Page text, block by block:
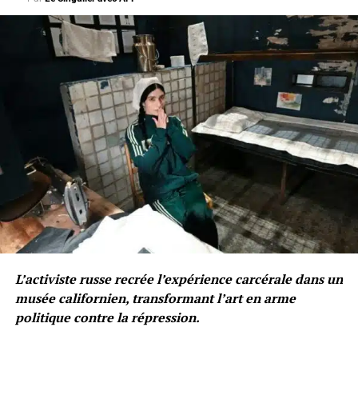
L’activiste russe recrée l’expérience carcérale dans un
musée californien, transformant l’art en arme
politique contre la répression.